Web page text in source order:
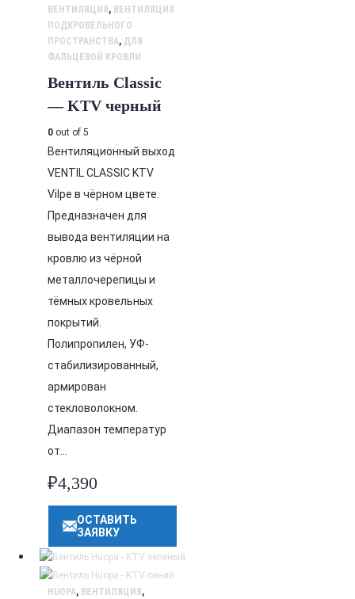
ВЕНТИЛЯЦИЯ, ВЕНТИЛЯЦИЯ
ПОДКРОВЕЛЬНОГО
ПРОСТРАНСТВА, ДЛЯ
ФАЛЬЦЕВОЙ КРОВЛИ
Вентиль Classic
— KTV черный
0 out of 5
Вентиляционный выход
VENTIL CLASSIC KTV
Vilpe в чёрном цвете.
Предназначен для
вывода вентиляции на
кровлю из чёрной
металлочерепицы и
тёмных кровельных
покрытий.
Полипропилен, УФ-
стабилизированный,
армирован
стекловолокном.
Диапазон температур
от…
₽4,390
ОСТАВИТЬ
ЗАЯВКУ
HUOPA, ВЕНТИЛЯЦИЯ ,